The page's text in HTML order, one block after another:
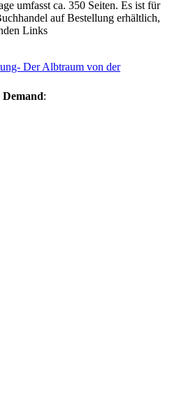
umfasst ca. 350 Seiten. Es ist für
auf Bestellung erhältlich,
Links
Demand: